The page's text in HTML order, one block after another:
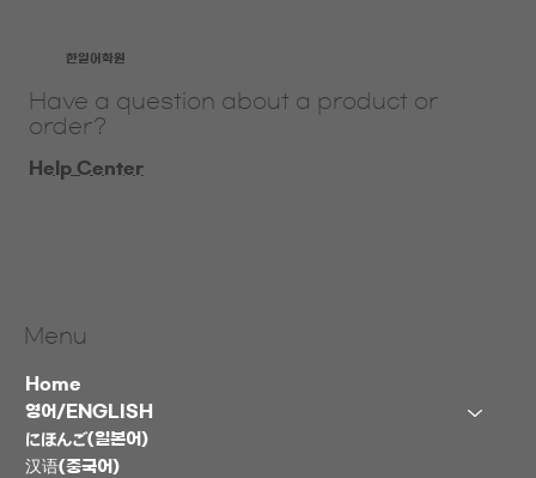
​한일어학원
Have a question about a product or
order?
Help Center
Menu
Home
영어/ENGLISH
にほんご(일본어)
汉语(중국어)